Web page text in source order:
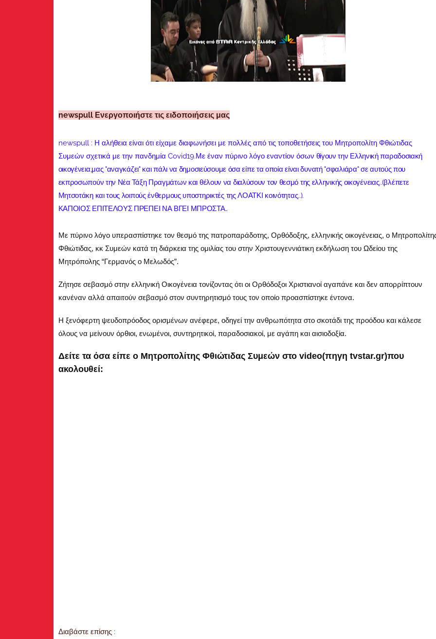
newspull Ενεργοποιήστε τις ειδοποιήσεις μας
newspull : Η αλήθεια είναι ότι είχαμε διαφωνήσει με πολλές από τις τοποθετήσεις του Μητροπολίτη Φθιώτιδας
Συμεών σχετικά με την πανδημία Covid19.Με έναν πύρινο λόγο εναντίον όσων θίγουν την Ελληνική παραδοσιακή
οικογένεια,μας "αναγκάζει" και πάλι να δημοσιεύσουμε όσα είπε τα οποία είναι δυνατή "σφαλιάρα" σε αυτούς που
εκπροσωπούν την Νέα Τάξη Πραγμάτων και θέλουν να διαλύσουν τον θεσμό της ελληνικής οικογένειας..(βλέπετε
Μητσοτάκη και τους λοιπούς ένθερμους υποστηρικτές της ΛΟΑΤΚΙ κοινότητας..).
ΚΑΠΟΙΟΣ ΕΠΙΤΕΛΟΥΣ ΠΡΕΠΕΙ ΝΑ ΒΓΕΙ ΜΠΡΟΣΤΑ..
Με πύρινο λόγο υπερασπίστηκε τον θεσμό της πατροπαράδοτης, Ορθόδοξης, ελληνικής οικογένειας, ο
Φθιώτιδας, κκ Συμεών κατά τη διάρκεια της ομιλίας του στην Χριστουγεννιάτικη εκδήλωση του Ωδείου της
Μητρόπολης “Γερμανός ο Μελωδός”.
Ζήτησε σεβασμό στην ελληνική Οικογένεια τονίζοντας ότι οι Ορθόδοξοι Χριστιανοί αγαπάνε και δεν απορρίπτουν
κανέναν αλλά απαιτούν σεβασμό στον συντηρητισμό τους τον οποίο προασπίστηκε έντονα.
Η ξενόφερτη ψευδοπρόοδος ορισμένων ανέφερε, οδηγεί την ανθρωπότητα στο σκοτάδι της προόδου και κάλεσε
όλους να μείνουν όρθιοι, ενωμένοι, συντηρητικοί, παραδοσιακοί, με αγάπη και αισιοδοξία.
Δείτε τα όσα είπε ο Μητροπολίτης Φθιώτιδας Συμεών στο video(πηγη tvstar.gr)που
ακολουθεί:
Διαβάστε επίσης :